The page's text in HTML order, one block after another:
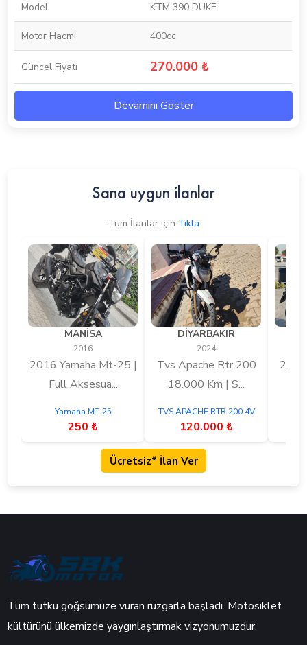
Model KTM 390 DUKE
Motor Hacmi 400cc
Güncel Fiyatı 270.000 ₺
Devamını Göster
Sana uygun ilanlar
Tüm İlanlar için Tıkla
MANİSA
2016
2016 Yamaha Mt-25 |
Full Aksesua...
Yamaha MT-25
250 ₺
DİYARBAKIR
2024
Tvs Apache Rtr 200
18.000 Km | S...
TVS APACHE RTR 200 4V
120.000 ₺
Ücretsiz* İlan Ver
Tüm tutku göğsümüze vuran rüzgarla başladı. Motosiklet
kültürünü ülkemizde yaygınlaştırmak vizyonumuzdur.